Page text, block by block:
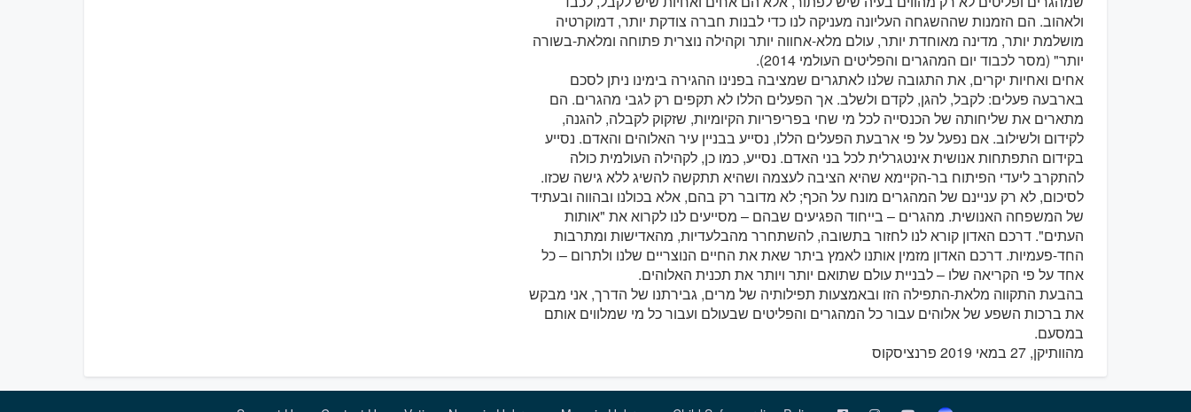
ולאהוב. הם הזמנות שההשגחה העליונה מעניקה לנו כדי לבנות חברה צודקת יותר, דמוקרטיה
מושלמת יותר, מדינה מאוחדת יותר, עולם מלא-אחווה יותר וקהילה נוצרית פתוחה ומלאת-בשורה
יותר" (מסר לכבוד יום המהגרים והפליטים העולמי 2014).
אחים ואחיות יקרים, את התגובה שלנו לאתגרים שמציבה בפנינו ההגירה בימינו ניתן לסכם
בארבעה פעלים: לקבל, להגן, לקדם ולשלב. אך הפעלים הללו לא תקפים רק לגבי מהגרים. הם
מתארים את שליחותה של הכנסייה לכל מי שחי בפריפריות הקיומיות, שזקוק לקבלה, להגנה,
לקידום ולשילוב. אם נפעל על פי ארבעת הפעלים הללו, נסייע בבניין עיר האלוהים והאדם. נסייע
בקידום התפתחות אנושית אינטגרלית לכל בני האדם. נסייע, כמו כן, לקהילה העולמית כולה
להתקרב ליעדי הפיתוח בר-הקיימא שהיא הציבה לעצמה ושהיא תתקשה להשיג ללא גישה שכזו.
לסיכום, לא רק עניינם של המהגרים מונח על הכף; לא מדובר רק בהם, אלא בכולנו ובהווה ובעתיד
של המשפחה האנושית. מהגרים – בייחוד הפגיעים שבהם – מסייעים לנו לקרוא את "אותות
העתים". דרכם האדון קורא לנו לחזור בתשובה, להשתחרר מהבלעדיות, מהאדישות ומתרבות
החד-פעמיות. דרכם האדון מזמין אותנו לאמץ ביתר שאת את החיים הנוצריים שלנו ולתרום – כל
אחד על פי הקריאה שלו – לבניית עולם שתואם יותר ויותר את תכנית האלוהים.
בהבעת התקווה מלאת-התפילה הזו ובאמצעות תפילותיה של מרים, גבירתנו של הדרך, אני מבקש
את ברכות השפע של אלוהים עבור כל המהגרים והפליטים שבעולם ועבור כל מי שמלווים אותם
במסעם.
מהוותיקן, 27 במאי 2019 פרנציסקוס